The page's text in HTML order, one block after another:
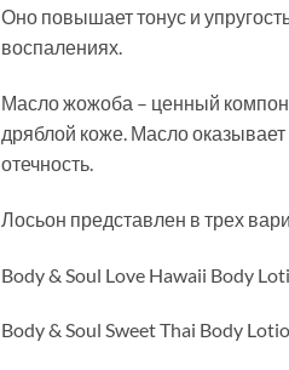
Оно повышает тонус и
воспалениях.
Масло жожоба – ценный
дряблой коже. Масло
отечность.
Лосьон представлен в трех
Body & Soul Love Hawaii Body
Body & Soul Sweet Thai Body